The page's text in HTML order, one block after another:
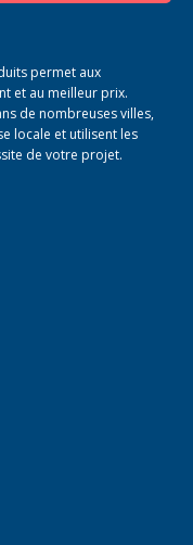
permet aux
et au meilleur prix.
de nombreuses villes,
locale et utilisent les
de votre projet.